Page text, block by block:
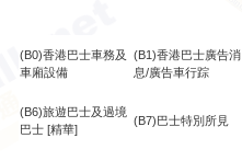
(B0)香港巴士車務及
車廂設備
(B1)香港巴士廣告消
息/廣告車行踪
(B6)旅遊巴士及過境
巴士 [精華]
(B7)巴士特別所見